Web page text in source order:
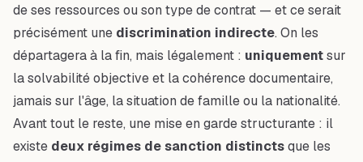
de ses ressources ou son type de contrat — et ce serait
précisément une discrimination indirecte. On les
départagera à la fin, mais légalement : uniquementsur
la solvabilité objective et la cohérence documentaire,
jamais sur l'âge, la situation de famille ou la nationalité.
Avant tout le reste, une mise en garde structurante : il
existe deux régimes de sanction distinctsque les